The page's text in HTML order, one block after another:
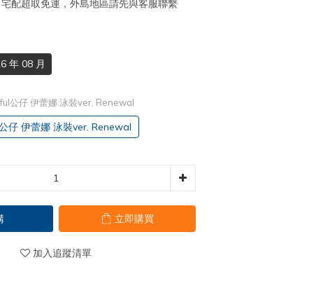
配超取免運，外島地區請先與客服聯繫
年 08 月
公仔 伊蕾娜 泳裝ver. Renewal
仔 伊蕾娜 泳裝ver. Renewal
立即購買
加入追蹤清單